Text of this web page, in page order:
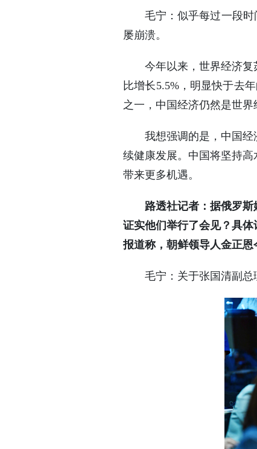
毛宁：似乎每过一段
屡崩溃。
今年以来，世界经济
比增长5.5%，明显快于去
之一，中国经济仍然是世界
我想强调的是，中国
续健康发展。中国将坚持
带来更多机遇。
路透社记者：据俄罗
证实他们举行了会见？具
报道称，朝鲜领导人金正恩
毛宁：关于张国清副总